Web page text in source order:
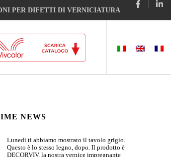
PER DIFETTI DI VERNICIATURA
NEWS
Lunedi ti abbiamo mostrato il tavolo grigio.
Questo è lo stesso legno, dopo. Il prodotto è
DECORVIV, la nostra vernice impregnante